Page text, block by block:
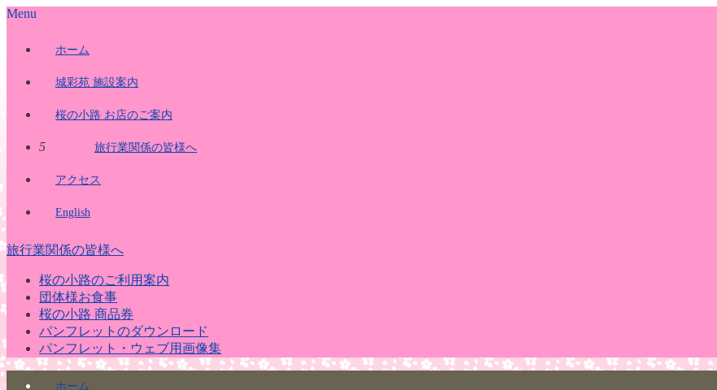
Menu
ホーム
城彩苑 施設案内
桜の小路 お店のご案内
5 旅行業関係の皆様へ
アクセス
English
旅行業関係の皆様へ
桜の小路のご利用案内
団体様お食事
桜の小路 商品券
パンフレットのダウンロード
パンフレット・ウェブ用画像集
ホーム